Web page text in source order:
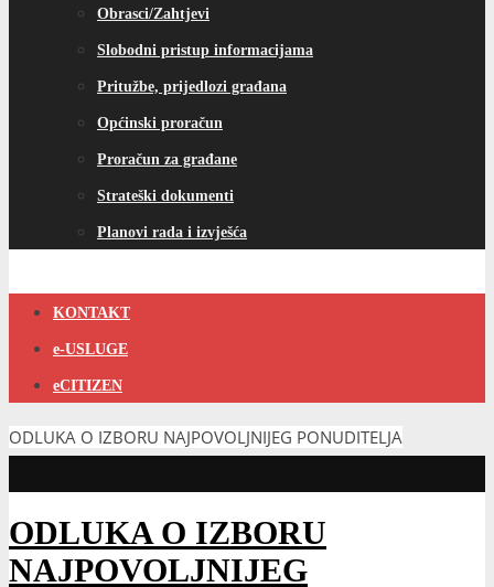
Obrasci/Zahtjevi
Slobodni pristup informacijama
Pritužbe, prijedlozi građana
Općinski proračun
Proračun za građane
Strateški dokumenti
Planovi rada i izvješća
KONTAKT
e-USLUGE
eCITIZEN
ODLUKA O IZBORU NAJPOVOLJNIJEG PONUDITELJA
ODLUKA O IZBORU
NAJPOVOLJNIJEG